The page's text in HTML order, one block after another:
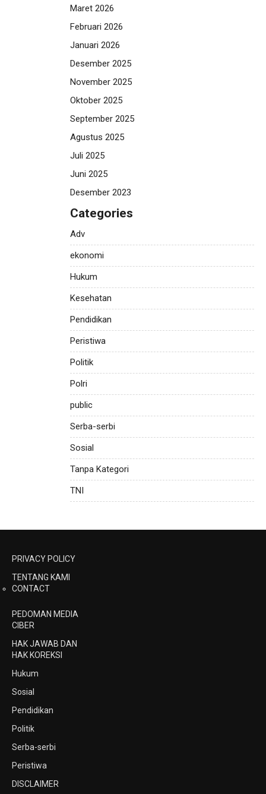
Maret 2026
Februari 2026
Januari 2026
Desember 2025
November 2025
Oktober 2025
September 2025
Agustus 2025
Juli 2025
Juni 2025
Desember 2023
Categories
Adv
ekonomi
Hukum
Kesehatan
Pendidikan
Peristiwa
Politik
Polri
public
Serba-serbi
Sosial
Tanpa Kategori
TNI
PRIVACY POLICY
TENTANG KAMI
CONTACT
PEDOMAN MEDIA
CIBER
HAK JAWAB DAN
HAK KOREKSI
Hukum
Sosial
Pendidikan
Politik
Serba-serbi
Peristiwa
DISCLAIMER